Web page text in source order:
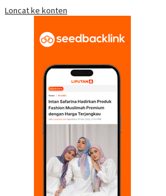
Loncat ke konten